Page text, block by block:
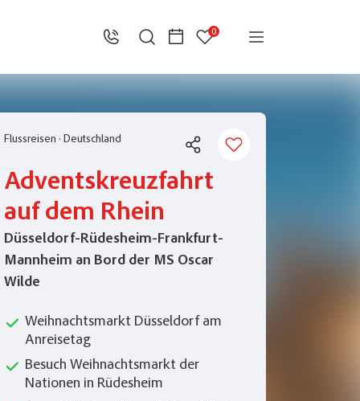
0
Flussreisen · Deutschland
Adventskreuzfahrt
auf dem Rhein
Düsseldorf-Rüdesheim-Frankfurt-
Mannheim an Bord der MS Oscar
Wilde
Weihnachtsmarkt Düsseldorf am
Anreisetag
Besuch Weihnachtsmarkt der
Nationen in Rüdesheim